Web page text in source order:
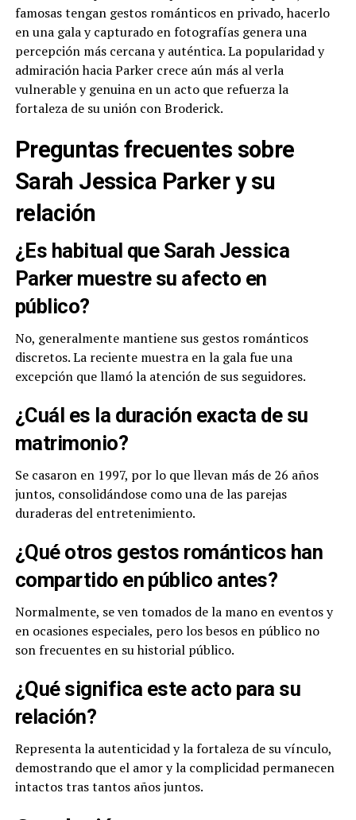
famosas tengan gestos románticos en privado, hacerlo
en una gala y capturado en fotografías genera una
percepción más cercana y auténtica. La popularidad y
admiración hacia Parker crece aún más al verla
vulnerable y genuina en un acto que refuerza la
fortaleza de su unión con Broderick.
Preguntas frecuentes sobre
Sarah Jessica Parker y su
relación
¿Es habitual que Sarah Jessica
Parker muestre su afecto en
público?
No, generalmente mantiene sus gestos románticos
discretos. La reciente muestra en la gala fue una
excepción que llamó la atención de sus seguidores.
¿Cuál es la duración exacta de su
matrimonio?
Se casaron en 1997, por lo que llevan más de 26 años
juntos, consolidándose como una de las parejas
duraderas del entretenimiento.
¿Qué otros gestos románticos han
compartido en público antes?
Normalmente, se ven tomados de la mano en eventos y
en ocasiones especiales, pero los besos en público no
son frecuentes en su historial público.
¿Qué significa este acto para su
relación?
Representa la autenticidad y la fortaleza de su vínculo,
demostrando que el amor y la complicidad permanecen
intactos tras tantos años juntos.